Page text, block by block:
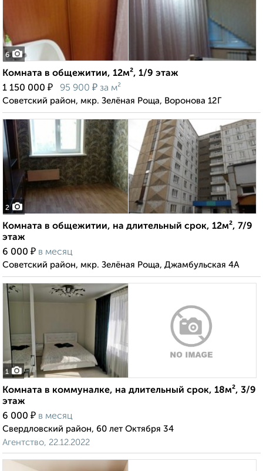
6
Комната в общежитии, 12м², 1/9 этаж
1 150 000 ₽ 95 900 ₽ за м²
Советский район, мкр. Зелёная Роща, Воронова 12Г
2
Комната в общежитии, на длительный срок, 12м², 7/9
этаж
6 000 ₽ в месяц
Советский район, мкр. Зелёная Роща, Джамбульская 4А
1
Комната в коммуналке, на длительный срок, 18м², 3/9
этаж
6 000 ₽ в месяц
Свердловский район, 60 лет Октября 34
Агентство, 22.12.2022